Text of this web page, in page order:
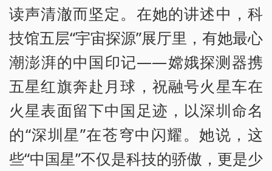
读声清澈而坚定。在她的讲述中，科
技馆五层“宇宙探源”展厅里，有她最心
潮澎湃的中国印记——嫦娥探测器携
五星红旗奔赴月球，祝融号火星车在
火星表面留下中国足迹，以深圳命名
的“深圳星”在苍穹中闪耀。她说，这
些“中国星”不仅是科技的骄傲，更是少